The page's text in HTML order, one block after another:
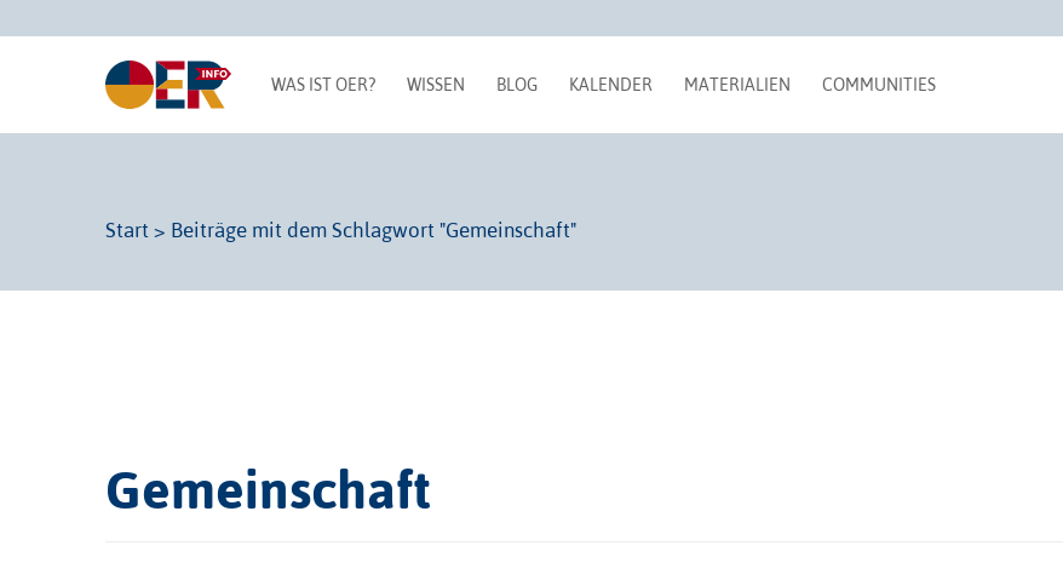
WAS IST OER? WISSEN BLOG KALENDER MATERIALIEN COMMUNITIES
Start > Beiträge mit dem Schlagwort "Gemeinschaft"
Gemeinschaft